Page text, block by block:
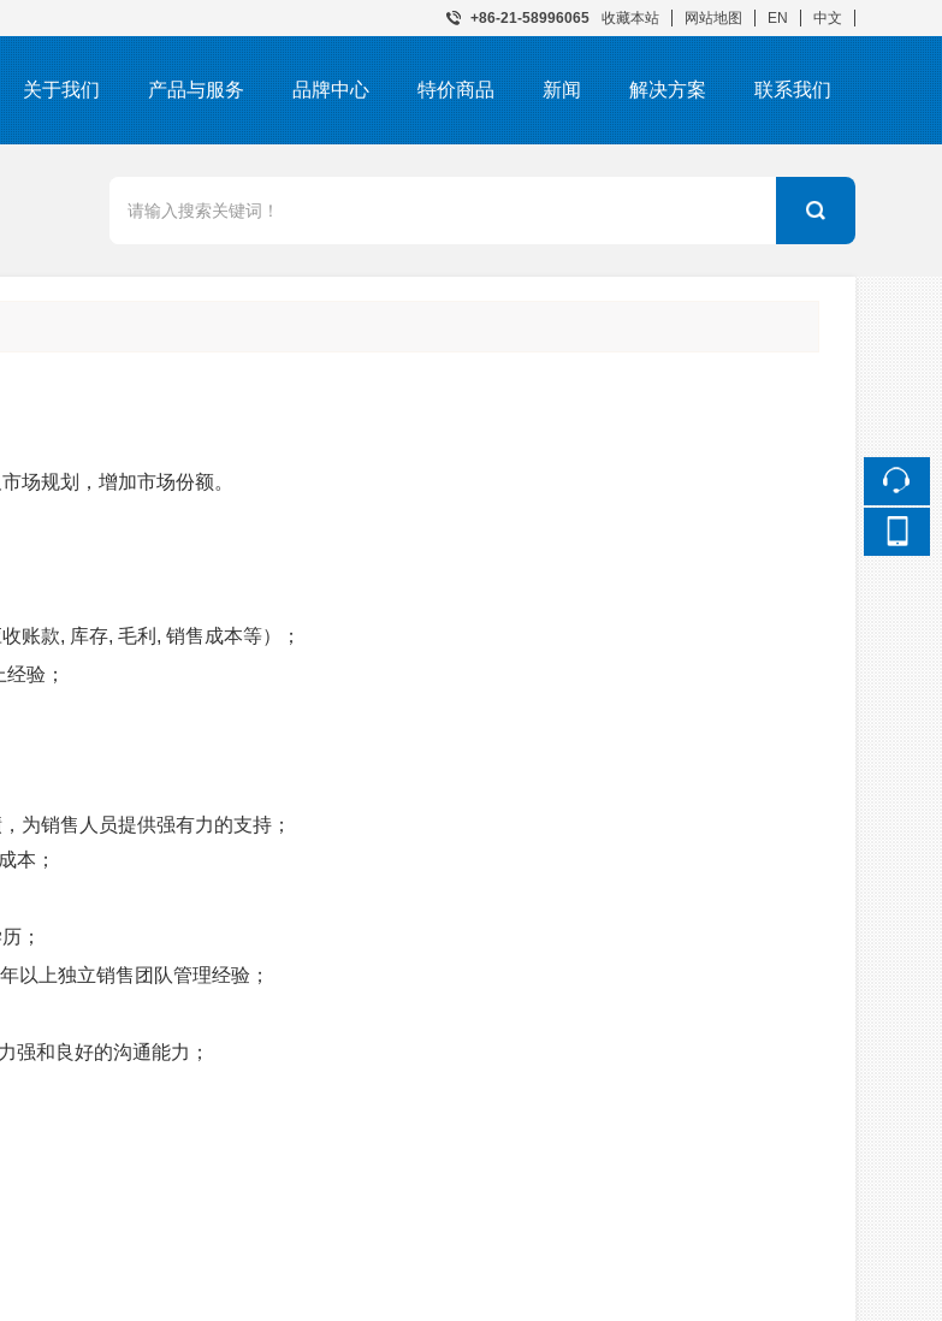
+86-21-58996065 收藏本站 网站地图 EN 中文
触屏版
关于我们 产品与服务 品牌中心 特价商品 新闻 解决方案 联系我们
场规划，增加市场份额。
账款, 库存, 毛利, 销售成本等）；
验；
为销售人员提供强有力的支持；
本；
；
以上独立销售团队管理经验；
强和良好的沟通能力；